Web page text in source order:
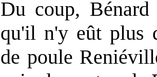
Du coup,
qu'il n'y eût plus
de poule